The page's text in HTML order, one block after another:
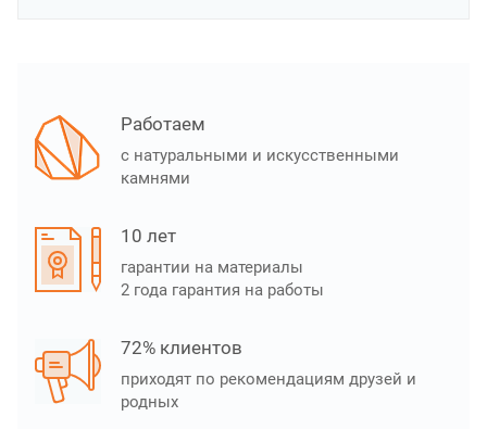
Работаем
с натуральными и искусственными
камнями
10 лет
гарантии на материалы
2 года гарантия на работы
72% клиентов
приходят по рекомендациям друзей и
родных